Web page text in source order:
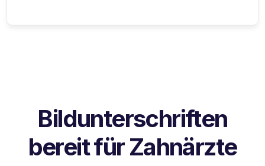
Bildunterschriften
bereit für Zahnärzte